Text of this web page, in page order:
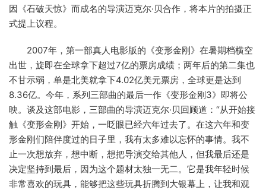
因《石破天惊》而成名的导演迈克尔·贝合作，将本片的拍摄正
式提上议程。
2007年，第一部真人电影版的《变形金刚》在暑期档横空
出世，旋即在全球拿下超过7亿的票房成绩；两年后的第二集也
不甘示弱，单是北美就拿下4.02亿美元票房，全球更是达到
8.36亿。今年，系列三部曲的最后一作《变形金刚3》即将公
映。谈及这部电影，三部曲的导演迈克尔·贝回顾道：“从开始接
触《变形金刚》开始，一眨眼已经六年过去了。在这六年和变
形金刚们陪伴度过的日子里，我有太多难以忘怀的事情。我不
止一次想放弃，想中断，想把导演交给其他人，但我最后还是
决定坚持到最后，因为这个题材太独一无二。它是我年轻时候
非常喜欢的玩具，能够把这些玩具折腾到大银幕上，让我和观